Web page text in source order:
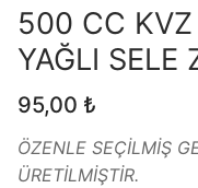
500 CC KVZ
YAĞLI SELE
95,00 ₺
ÖZENLE SEÇİLMİŞ
ÜRETİLMİŞTİR.